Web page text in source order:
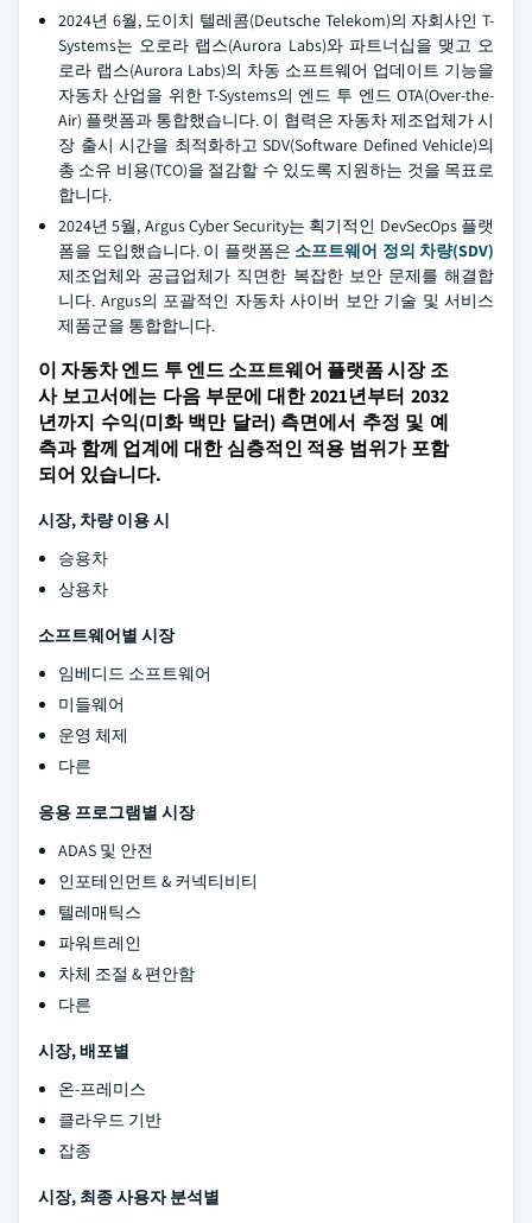
2024년 6월, 도이치 텔레콤(Deutsche Telekom)의 자회사인 T-
Systems는 오로라 랩스(Aurora Labs)와 파트너십을 맺고 오
로라 랩스(Aurora Labs)의 차동 소프트웨어 업데이트 기능을
자동차 산업을 위한 T-Systems의 엔드 투 엔드 OTA(Over-the-
Air) 플랫폼과 통합했습니다. 이 협력은 자동차 제조업체가 시
장 출시 시간을 최적화하고 SDV(Software Defined Vehicle)의
총 소유 비용(TCO)을 절감할 수 있도록 지원하는 것을 목표로
합니다.
2024년 5월, Argus Cyber Security는 획기적인 DevSecOps 플랫
폼을 도입했습니다. 이 플랫폼은 소프트웨어 정의 차량(SDV)
제조업체와 공급업체가 직면한 복잡한 보안 문제를 해결합
니다. Argus의 포괄적인 자동차 사이버 보안 기술 및 서비스
제품군을 통합합니다.
이 자동차 엔드 투 엔드 소프트웨어 플랫폼 시장 조
사 보고서에는 다음 부문에 대한 2021년부터 2032
년까지 수익(미화 백만 달러) 측면에서 추정 및 예
측과 함께 업계에 대한 심층적인 적용 범위가 포함
되어 있습니다.
시장, 차량 이용 시
승용차
상용차
소프트웨어별 시장
임베디드 소프트웨어
미들웨어
운영 체제
다른
응용 프로그램별 시장
ADAS 및 안전
인포테인먼트 & 커넥티비티
텔레매틱스
파워트레인
차체 조절 & 편안함
다른
시장, 배포별
온-프레미스
클라우드 기반
잡종
시장, 최종 사용자 분석별